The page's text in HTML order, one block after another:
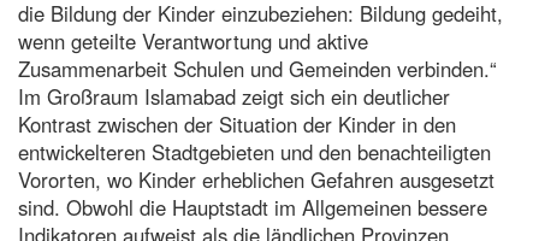
die Bildung der Kinder einzubeziehen: Bildung gedeiht,
wenn geteilte Verantwortung und aktive
Zusammenarbeit Schulen und Gemeinden verbinden.“
Im Großraum Islamabad zeigt sich ein deutlicher
Kontrast zwischen der Situation der Kinder in den
entwickelteren Stadtgebieten und den benachteiligten
Vororten, wo Kinder erheblichen Gefahren ausgesetzt
sind. Obwohl die Hauptstadt im Allgemeinen bessere
Indikatoren aufweist als die ländlichen Provinzen